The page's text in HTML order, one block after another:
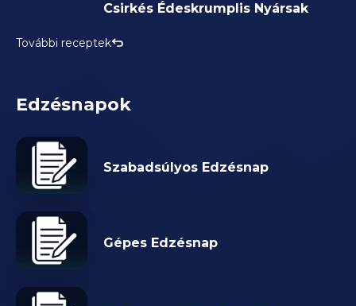
Csirkés Édeskrumplis Nyársak
További receptek
Edzésnapok
Szabadsúlyos Edzésnap
Gépes Edzésnap